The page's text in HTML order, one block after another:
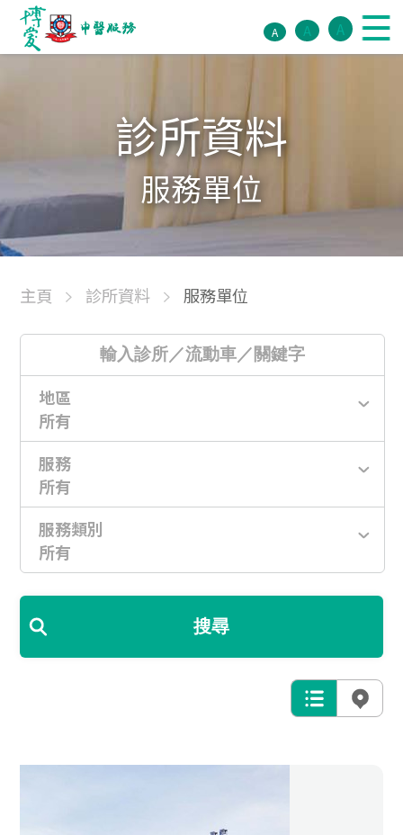
A A A
診所資料
服務單位
主頁 診所資料 服務單位
地區
所有
服務
所有
服務類別
所有